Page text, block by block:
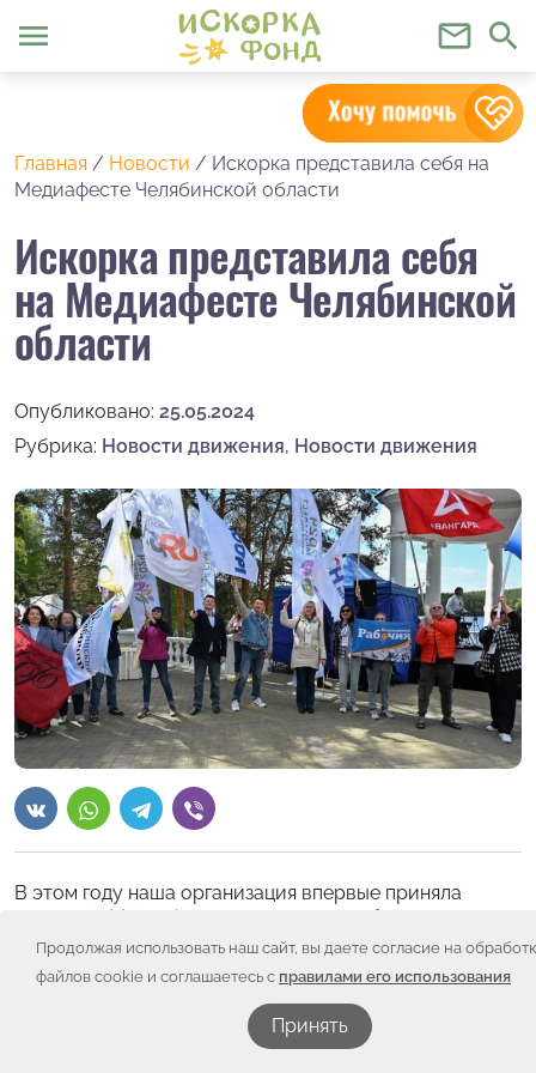
Продолжая использовать наш сайт, вы даете согласие на
файлов cookie и соглашаетесь с правилами его использования
Принять
menu mail_outline search
Главная / Новости / Искорка представила себя на
Медиафесте Челябинской области
Искорка представила себя
на Медиафесте Челябинской
области
Опубликовано: 25.05.2024
Рубрика: Новости движения, Новости движения
В этом году наша организация впервые приняла
Медиафесте
, на котором собрались
местные и региональные журналисты, специалисты
по связям с общественностью, блогеры,
профессиональные спикеры, около 300 человек. В
этот раз были гости из Москвы, Дагестана, регионов
Урала и Сибири, а также Республики Казахстан.